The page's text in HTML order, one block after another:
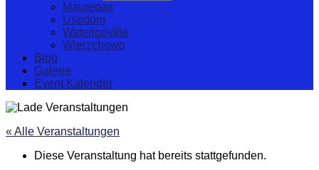
Maurepas
Usedom
Waterlooville
Wierzchowo
Blog
Galerie
Event Kalender
« Alle Veranstaltungen
Diese Veranstaltung hat bereits stattgefunden.